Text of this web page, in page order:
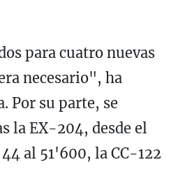
para cuatro nuevas
necesario", ha
Por su parte, se
la EX-204, desde el
al 51'600, la CC-122